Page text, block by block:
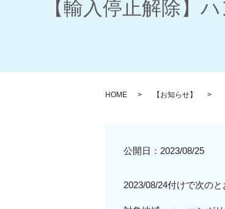
【輸入停止解除】
HOME 【お知らせ】
公開日： 2023/08/25
2023/08/24付けで次の